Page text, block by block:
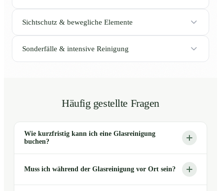
Sichtschutz & bewegliche Elemente
Sonderfälle & intensive Reinigung
Häufig gestellte Fragen
Wie kurzfristig kann ich eine Glasreinigung
buchen?
Muss ich während der Glasreinigung vor Ort sein?